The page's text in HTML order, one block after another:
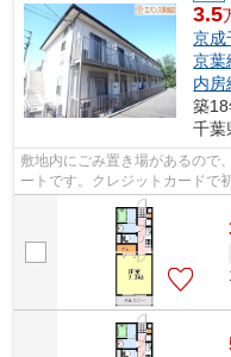
3.5
京成
京葉
内房
築
千葉
敷地内にごみ置き場があるので
ートです。クレジットカードで
社イチオシの物件の「アムール